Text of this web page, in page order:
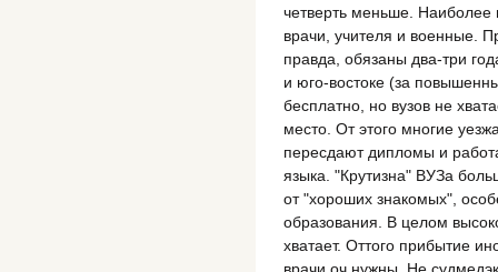
четверть меньше. Наиболее
врачи, учителя и военные.
правда, обязаны два-три
и юго-востоке (за
бесплатно, но вузов не
место. От этого многие
пересдают дипломы и
языка. "Крутизна" ВУЗа
от "хороших знакомых",
образования. В целом
хватает. Оттого прибытие